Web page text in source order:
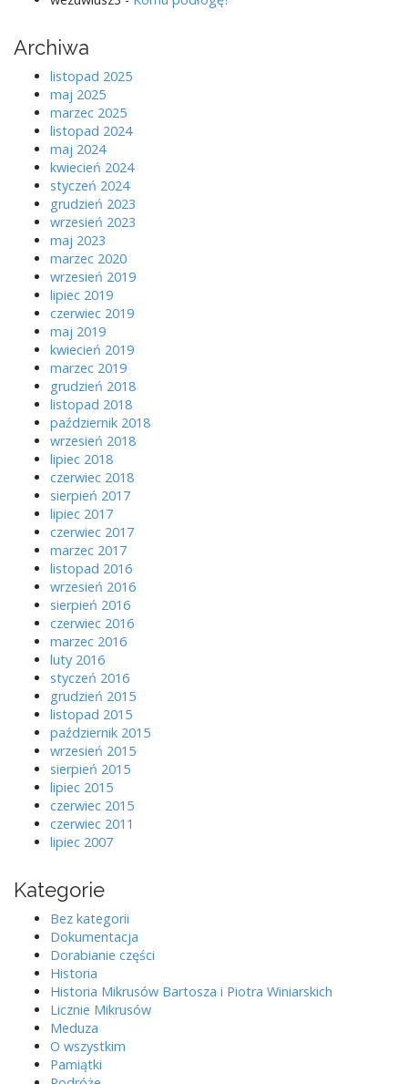
Archiwa
listopad 2025
maj 2025
marzec 2025
listopad 2024
maj 2024
kwiecień 2024
styczeń 2024
grudzień 2023
wrzesień 2023
maj 2023
marzec 2020
wrzesień 2019
lipiec 2019
czerwiec 2019
maj 2019
kwiecień 2019
marzec 2019
grudzień 2018
listopad 2018
październik 2018
wrzesień 2018
lipiec 2018
czerwiec 2018
sierpień 2017
lipiec 2017
czerwiec 2017
marzec 2017
listopad 2016
wrzesień 2016
sierpień 2016
czerwiec 2016
marzec 2016
luty 2016
styczeń 2016
grudzień 2015
listopad 2015
październik 2015
wrzesień 2015
sierpień 2015
lipiec 2015
czerwiec 2015
czerwiec 2011
lipiec 2007
Kategorie
Bez kategorii
Dokumentacja
Dorabianie części
Historia
Historia Mikrusów Bartosza i Piotra Winiarskich
Licznie Mikrusów
Meduza
O wszystkim
Pamiątki